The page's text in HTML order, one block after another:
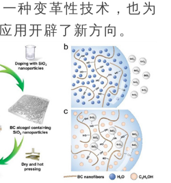
种变革性技术，也为
用开辟了新方向。